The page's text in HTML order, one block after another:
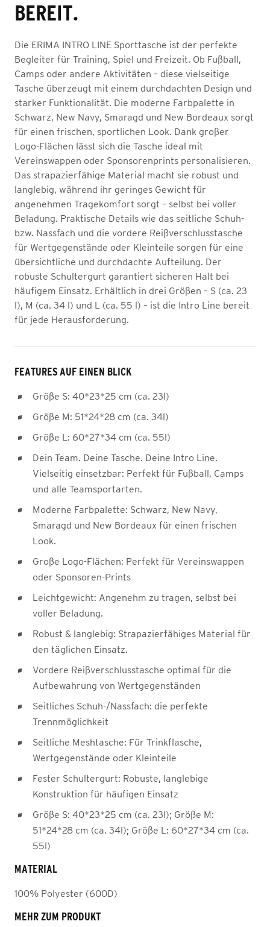
BEREIT.
Die ERIMA INTRO LINE Sporttasche ist der perfekte
Begleiter für Training, Spiel und Freizeit. Ob Fußball,
Camps oder andere Aktivitäten – diese vielseitige
Tasche überzeugt mit einem durchdachten Design und
starker Funktionalität. Die moderne Farbpalette in
Schwarz, New Navy, Smaragd und New Bordeaux sorgt
für einen frischen, sportlichen Look. Dank großer
Logo-Flächen lässt sich die Tasche ideal mit
Vereinswappen oder Sponsorenprints personalisieren.
Das strapazierfähige Material macht sie robust und
langlebig, während ihr geringes Gewicht für
angenehmen Tragekomfort sorgt – selbst bei voller
Beladung. Praktische Details wie das seitliche Schuh-
bzw. Nassfach und die vordere Reißverschlusstasche
für Wertgegenstände oder Kleinteile sorgen für eine
übersichtliche und durchdachte Aufteilung. Der
robuste Schultergurt garantiert sicheren Halt bei
häufigem Einsatz. Erhältlich in drei Größen – S (ca. 23
l), M (ca. 34 l) und L (ca. 55 l) – ist die Intro Line bereit
für jede Herausforderung.
FEATURES AUF EINEN BLICK
Größe S: 40*23*25 cm (ca. 23l)
Größe M: 51*24*28 cm (ca. 34l)
Größe L: 60*27*34 cm (ca. 55l)
Dein Team. Deine Tasche. Deine Intro Line.
Vielseitig einsetzbar: Perfekt für Fußball, Camps
und alle Teamsportarten.
Moderne Farbpalette: Schwarz, New Navy,
Smaragd und New Bordeaux für einen frischen
Look.
Große Logo-Flächen: Perfekt für Vereinswappen
oder Sponsoren-Prints
Leichtgewicht: Angenehm zu tragen, selbst bei
voller Beladung.
Robust & langlebig: Strapazierfähiges Material für
den täglichen Einsatz.
Vordere Reißverschlusstasche optimal für die
Aufbewahrung von Wertgegenständen
Seitliches Schuh-/Nassfach: die perfekte
Trennmöglichkeit
Seitliche Meshtasche: Für Trinkflasche,
Wertgegenstände oder Kleinteile
Fester Schultergurt: Robuste, langlebige
Konstruktion für häufigen Einsatz
Größe S: 40*23*25 cm (ca. 23l); Größe M:
51*24*28 cm (ca. 34l); Größe L: 60*27*34 cm (ca.
55l)
MATERIAL
100% Polyester (600D)
MEHR ZUM PRODUKT